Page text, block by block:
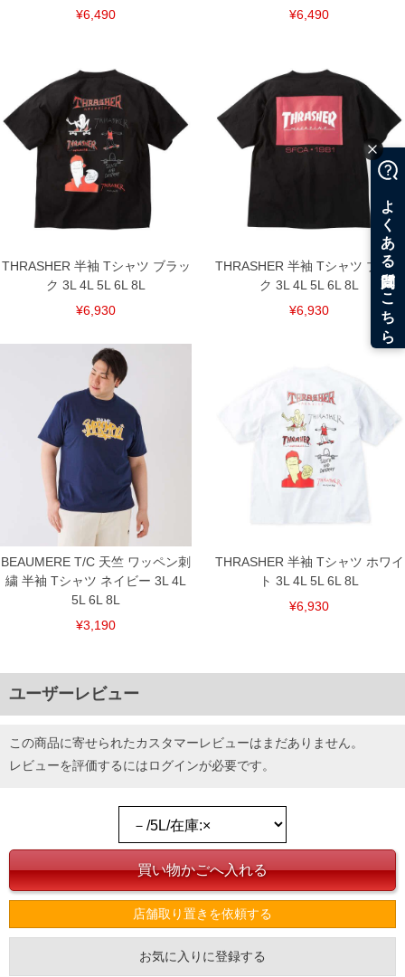
¥6,490 ¥6,490
THRASHER 半袖 Tシャツ ブラッ
ク 3L 4L 5L 6L 8L
¥6,930
THRASHER 半袖 Tシャツ ブラッ
ク 3L 4L 5L 6L 8L
¥6,930
BEAUMERE T/C 天竺 ワッペン刺
繍 半袖 Tシャツ ネイビー 3L 4L
5L 6L 8L
¥3,190
THRASHER 半袖 Tシャツ ホワイ
ト 3L 4L 5L 6L 8L
¥6,930
ユーザーレビュー
この商品に寄せられたカスタマーレビューはまだありません。
レビューを評価するにはログインが必要です。
店舗取り置きを依頼する
お気に入りに登録する